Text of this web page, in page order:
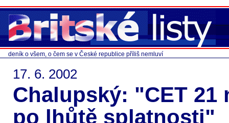
deník o všem, o čem se v České republice příliš nemluví
17. 6. 2002
Chalupský: "CET 21
po lhůtě splatnosti"